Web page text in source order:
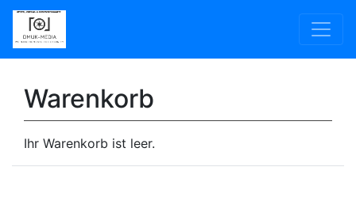
Warenkorb
Ihr Warenkorb ist leer.